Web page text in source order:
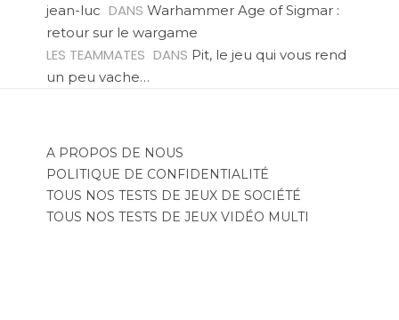
jean-luc DANS Warhammer Age of Sigmar :
retour sur le wargame
LES TEAMMATES DANS Pit, le jeu qui vous rend
un peu vache…
A PROPOS DE NOUS
POLITIQUE DE CONFIDENTIALITÉ
TOUS NOS TESTS DE JEUX DE SOCIÉTÉ
TOUS NOS TESTS DE JEUX VIDÉO MULTI